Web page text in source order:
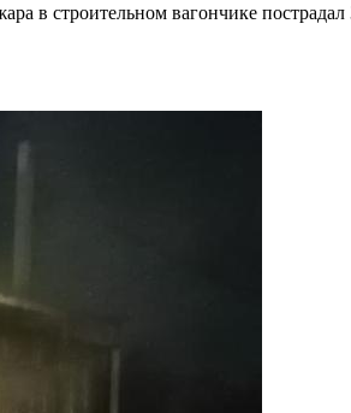
в строительном вагончике